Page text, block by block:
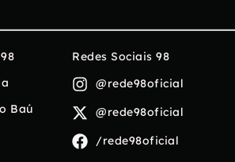
Baú
Redes Sociais 98
@rede98oficial
@rede98oficial
/rede98oficial